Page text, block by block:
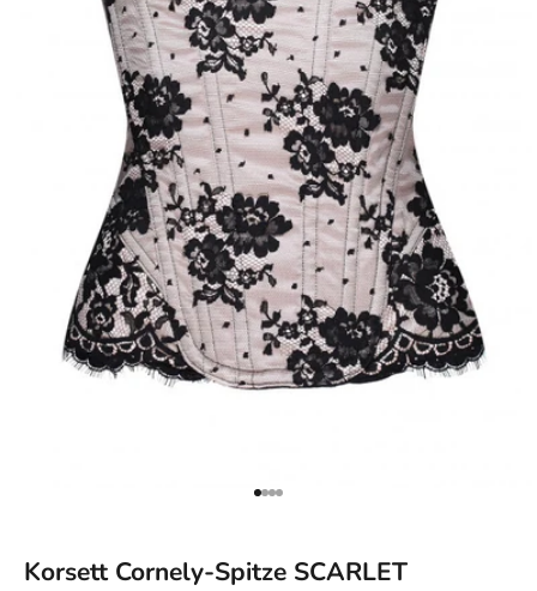
Gehe zu Element 1
Gehe zu Element 2
Gehe zu Element 3
Gehe zu Element 4
Korsett Cornely-Spitze SCARLET